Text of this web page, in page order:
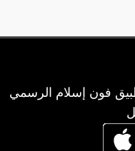
فون إسلام الرسمي